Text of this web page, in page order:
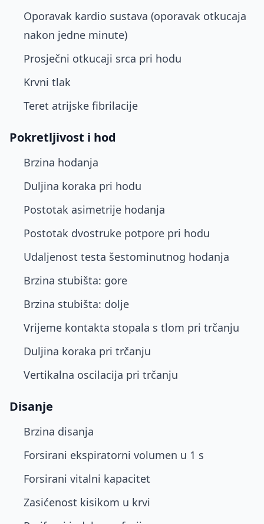
Oporavak kardio sustava (oporavak otkucaja
nakon jedne minute)
Prosječni otkucaji srca pri hodu
Krvni tlak
Teret atrijske fibrilacije
Pokretljivost i hod
Brzina hodanja
Duljina koraka pri hodu
Postotak asimetrije hodanja
Postotak dvostruke potpore pri hodu
Udaljenost testa šestominutnog hodanja
Brzina stubišta: gore
Brzina stubišta: dolje
Vrijeme kontakta stopala s tlom pri trčanju
Duljina koraka pri trčanju
Vertikalna oscilacija pri trčanju
Disanje
Brzina disanja
Forsirani ekspiratorni volumen u 1 s
Forsirani vitalni kapacitet
Zasićenost kisikom u krvi